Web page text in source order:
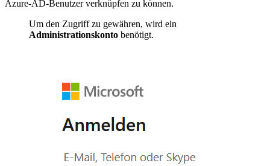
Azure-AD-Benutzer verknüpfen zu können.
Um den Zugriff zu gewähren, wird ein
Administrationskonto benötigt.